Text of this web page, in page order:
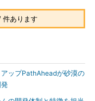
件あります
ップPathAheadが砂漠の